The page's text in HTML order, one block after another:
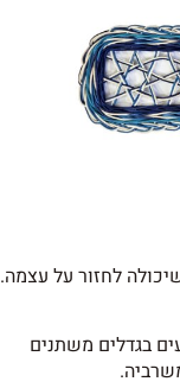
לחזור על עצמה.
בגדלים משתנים